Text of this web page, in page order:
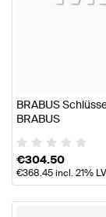
BRABUS
BRABUS
€304.50
€368.45incl. 21%